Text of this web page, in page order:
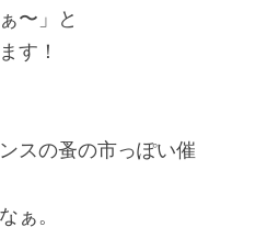
〜」と
す！
スの蚤の市っぽい催
ぁ。